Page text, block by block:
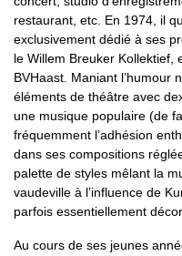
restaurant, etc. En 1974, il
exclusivement dédié à ses
le Willem Breuker Kollektief,
BVHaast. Maniant l’humour
éléments de théâtre avec
une musique populaire (de
fréquemment l’adhésion
dans ses compositions
palette de styles mêlant la
vaudeville à l’influence de
parfois essentiellement
Au cours de ses jeunes